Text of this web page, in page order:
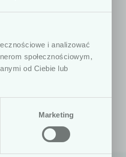
i analizować
społecznościowym,
od Ciebie lub
Marketing
W
prowadzą­cych
Pod­kreślamy,
zale­ceń
Yes